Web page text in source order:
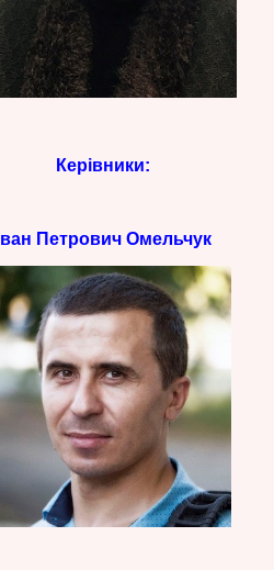
Керівники:
Іван Петрович Омельчук